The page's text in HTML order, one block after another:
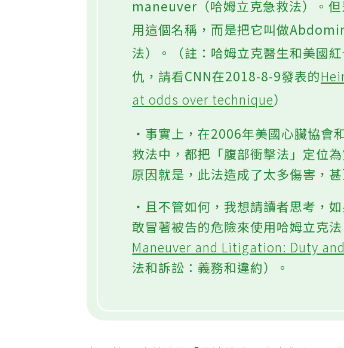
maneuver（哈姆立克急救法）。
用這個名稱，而是把它叫做
法）。（註：哈姆立克醫生和美國
仇，請看CNN在2018-8-9發表的
at odds over technique）
‧事實上，在2006年美國心臟協會
救法中，都把「腹部衝擊法」定位
原因就是，此法造成了太多傷害，甚
‧且不管如何，我想請讀者思考，
敢冒著被告的危險來使用哈姆立克
Maneuver and Litigation: Duty
法和訴訟：義務和違約）。